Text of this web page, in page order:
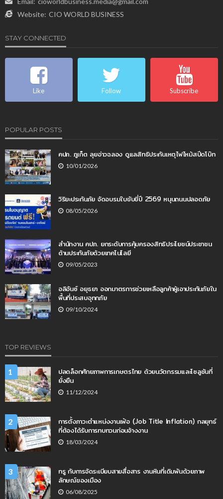
Website: CIO WORLD BUSINESS
STAY CONNECTED
Like Follow Subscribe
POPULAR POSTS
คปภ. ภูเก็ต ลุยอ่าวฉลอง ดูแลสิทธิประกันเหตุไฟไหม้สปีดโบ๊ท
10/01/2026
วิริยะประกันภัย จัดอบรมใบขับขี่ปี 2569 หนุนถนนปลอดภัย
08/05/2026
สำนักงาน คปภ. ยกระดับการคุ้มครองสิทธิประโยชน์ประชาชน
ด้านประกันภัยด้วยเทคโนโลยี
09/05/2023
อลิอันซ์ อยุธยา ออกมาตรการช่วยเหลือลูกค้าผู้เอาประกันภัยใน
พื้นที่ประสบอุทกภัย
09/10/2024
TOP REVIEWS
1
ปลดล็อกศักยภาพการเกษตรไทย ด้วยนวัตกรรมและโซลูชันที่
ยั่งยืน
11/12/2024
2
การตั้งภาวะตำแหน่งงานเฟ้อ (Job Title Inflation) กลยุทธ์
ที่ต้องได้รับการทบทวนก่อนจ้างงาน
18/03/2024
3
ทรู กับการจัดระเบียบสายสื่อสาร งานหินที่เดิมพันด้วยภาพ
ลักษณ์ของเมือง
06/08/2025